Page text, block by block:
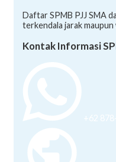
Daftar SPMB PJJ SMA
terkendala jarak
Kontak Informasi
+62